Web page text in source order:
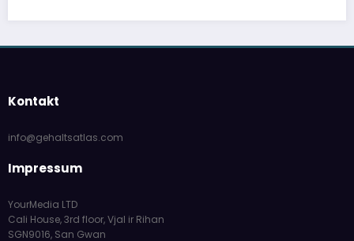
Kontakt
info@gehaltsatlas.com
Impressum
YourMedia LTD
Cali House, 3rd floor, Vjal ir Rihan
SGN9016, San Gwan